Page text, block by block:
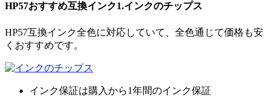
HP57おすすめ互換インク1.インクのチップス
HP57互換インク全色に対応していて、全色通じて価格も安
くおすすめです。
インク保証は購入から1年間のインク保証